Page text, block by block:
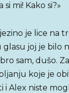
mi! Kako si?»
je lice na
glasu joj je bilo
sam, dušo.
koje je
i Alex niste